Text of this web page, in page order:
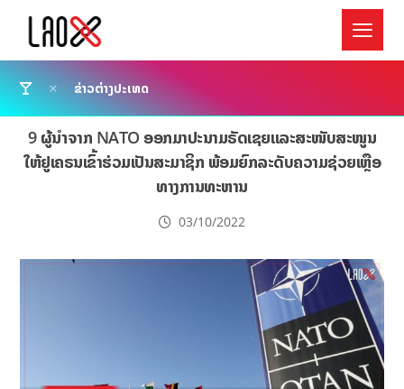
ຂ່າວຕ່າງປະເທດ
9 ຜູ້ນຳຈາກ NATO ອອກມາປະນາມຣັດເຊຍແລະສະໜັບສະໜູນ
ໃຫ້ຢູເຄຣນເຂົ້າຮ່ວມເປັນສະມາຊິກ ພ້ອມຍົກລະດັບຄວາມຊ່ວຍເຫຼືອ
ທາງການທະຫານ
03/10/2022